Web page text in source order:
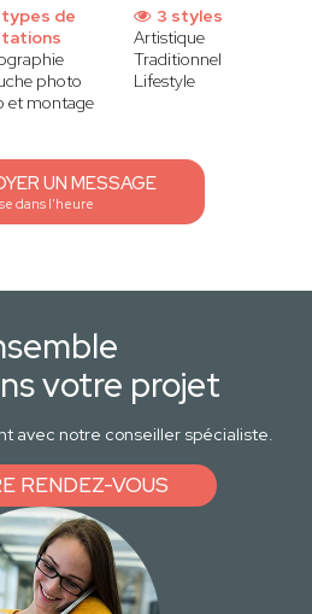
types de
photo
et montage
3 styles
Artistique
Traditionnel
Lifestyle
UN MESSAGE
dans l'heure
votre projet
avec notre conseiller spécialiste.
RENDEZ-VOUS